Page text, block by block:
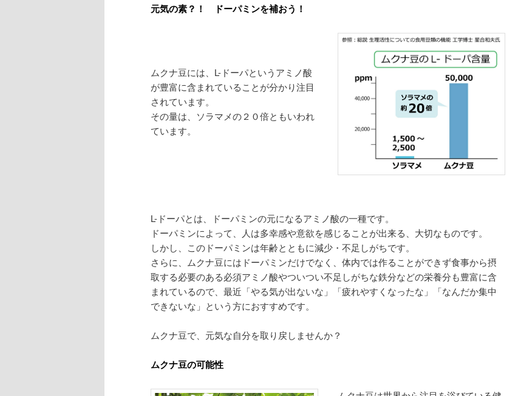
元気の素？！ ドーパミンを補おう！
ムクナ豆には、L-ドーパというアミノ酸
が豊富に含まれていることが分かり注目
されています。
その量は、ソラマメの２０倍ともいわれ
ています。
L-ドーパとは、ドーパミンの元になるアミノ酸の一種です。
ドーパミンによって、人は多幸感や意欲を感じることが出来る、大切なものです。
しかし、このドーパミンは年齢とともに減少・不足しがちです。
さらに、ムクナ豆にはドーパミンだけでなく、体内では作ることができず食事から摂
取する必要のある必須アミノ酸やついつい不足しがちな鉄分などの栄養分も豊富に含
まれているので、最近「やる気が出ないな」「疲れやすくなったな」「なんだか集中
できないな」という方におすすめです。
ムクナ豆で、元気な自分を取り戻しませんか？
ムクナ豆の可能性